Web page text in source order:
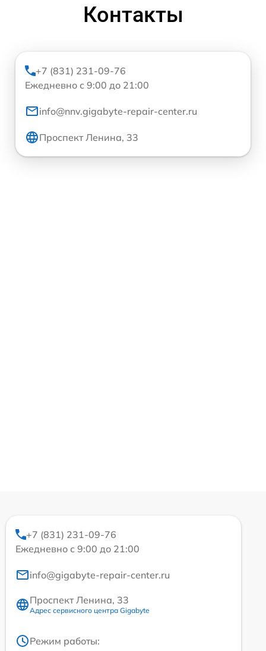
Контакты
+7 (831) 231-09-76
Ежедневно с 9:00 до 21:00
info@nnv.gigabyte-repair-center.ru
Проспект Ленина, 33
+7 (831) 231-09-76
Ежедневно с 9:00 до 21:00
info@gigabyte-repair-center.ru
Проспект Ленина, 33
Адрес сервисного центра Gigabyte
Режим работы: